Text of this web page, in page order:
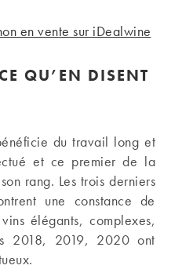
en vente sur iDealwine
QU’EN DISENT
du travail long et
et ce premier de la
rang. Les trois derniers
une constance de
élégants, complexes,
2018, 2019, 2020 ont